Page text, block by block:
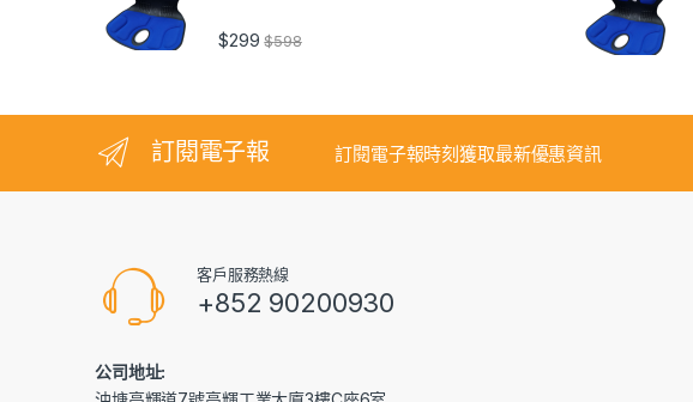
$299 $598
訂閱電子報 訂閱電子報時刻獲取最新優惠資訊
客戶服務熱線
+852 90200930
公司地址: